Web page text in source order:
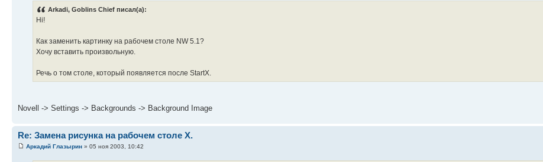
Arkadi, Goblins Chief писал(а):
Hi!
Как заменить картинку на рабочем столе NW 5.1?
Хочу вставить произвольную.
Речь о том столе, который появляется после StartX.
Novell -> Settings -> Backgrounds -> Background Image
Re: Замена рисунка на рабочем столе X.
Аркадий Глазырин » 05 ноя 2003, 10:42